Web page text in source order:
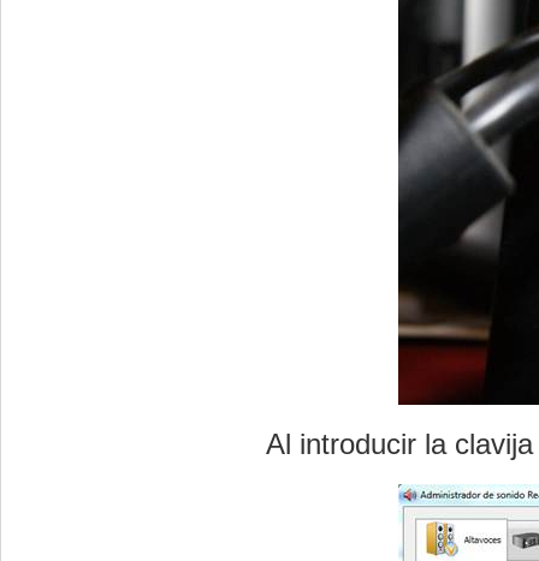
Al introducir la